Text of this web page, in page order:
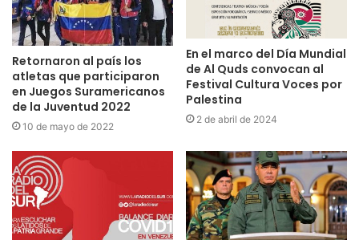
Retornaron al país los
atletas que participaron
en Juegos Suramericanos
de la Juventud 2022
10 de mayo de 2022
En el marco del Día Mundial
de Al Quds convocan al
Festival Cultura Voces por
Palestina
2 de abril de 2024